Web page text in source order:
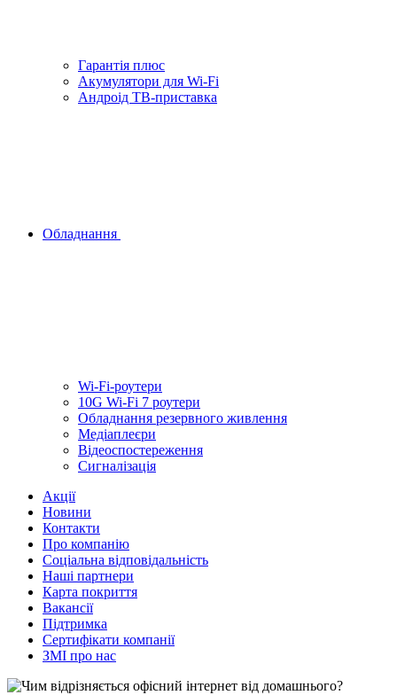
Гарантiя плюс
Акумулятори для Wi-Fi
Андроід ТВ-приставка
Обладнання
Wi-Fi-роутери
10G Wi-Fi 7 роутери
Обладнання резервного живлення
Медiаплеєри
Відеоспостереження
Сигналізація
Акції
Новини
Контакти
Про компанію
Соціальна відповідальність
Наші партнери
Карта покриття
Вакансії
Підтримка
Сертифікати компанії
ЗМІ про нас